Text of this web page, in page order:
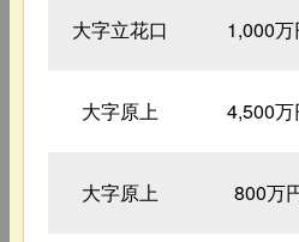
大字立花口 1,000万
大字原上 4,500万
大字原上 800万